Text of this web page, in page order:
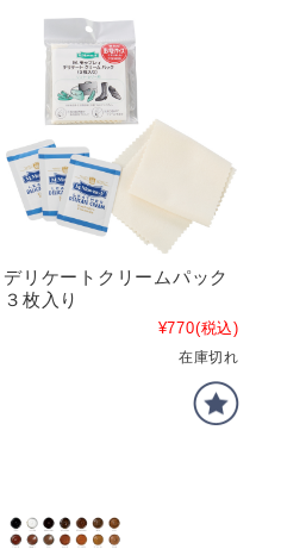
デリケートクリームパック
３枚入り
¥770(税込)
在庫切れ